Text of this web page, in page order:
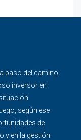
paso del camino
inversor en
según ese
de
y en la gestión